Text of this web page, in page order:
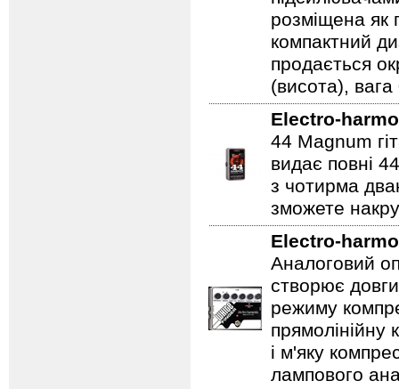
розміщена як
компактний
продається
(висота), вага
Electro-
44 Magnum
видає повні
з чотирма
зможете
Electro-
Аналоговий
створює
режиму
прямолінійну
і м'яку
лампового